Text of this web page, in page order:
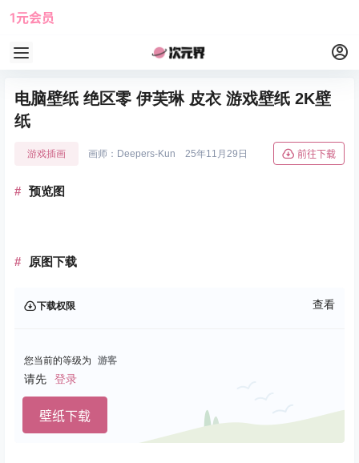
1元会员
电脑壁纸 绝区零 伊芙琳 皮衣 游戏壁纸 2K壁
纸
游戏插画 画师：Deepers-Kun 25年11月29日 前往下载
预览图
原图下载
下载权限 查看
您当前的等级为 游客
请先 登录
壁纸下载